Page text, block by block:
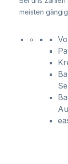
meisten